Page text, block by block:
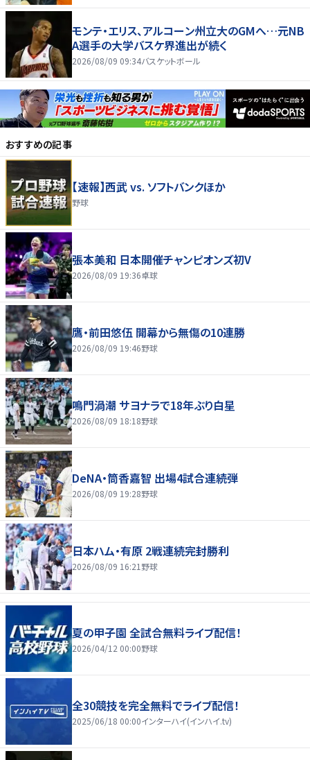
モンテ・エリス、アルコーン州立大のGMへ…元NB
A選手の大学バスケ界進出が続く
2026/08/09 09:34バスケットボール
おすすめの記事
【速報】西武 vs. ソフトバンクほか
野球
張本美和 日本開催チャンピオンズ初V
2026/08/09 19:36卓球
鷹・前田悠伍 開幕から無傷の10連勝
2026/08/09 19:46野球
鳴門渦潮 サヨナラで18年ぶり白星
2026/08/09 18:18野球
DeNA・筒香嘉智 出場4試合連続弾
2026/08/09 19:28野球
日本ハム・有原 2戦連続完封勝利
2026/08/09 16:21 野球
夏の甲子園 全試合無料ライブ配信！
2026/04/12 00:00野球
全30競技を完全無料でライブ配信！
2025/06/18 00:00インターハイ(インハイ.tv)